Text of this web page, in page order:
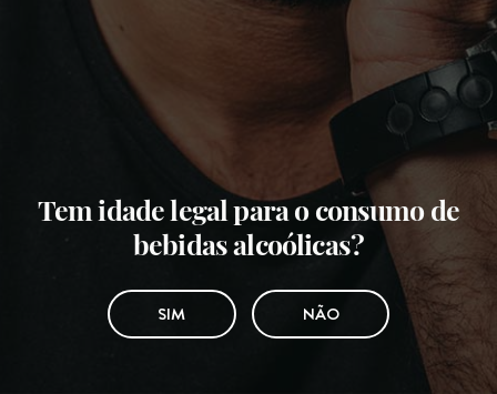
Tem idade legal para o consumo de
bebidas alcoólicas?
SIM NÃO